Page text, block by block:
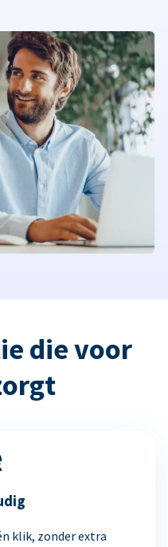
die voor
klik, zonder extra